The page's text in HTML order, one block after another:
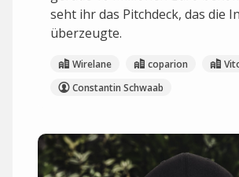
seht ihr das Pitchdeck, das die
überzeugte.
Wirelane coparion
Constantin Schwaab